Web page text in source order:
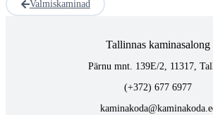
Valmiskaminad
Tallinnas kaminasalong
Pärnu mnt. 139E/2, 11317,
(+372) 677 6977